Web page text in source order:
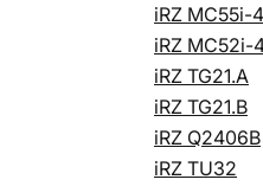
iRZ MC55i-
iRZ MC52i-
iRZ TG21.A
iRZ TG21.B
iRZ Q2406B
iRZ TU32